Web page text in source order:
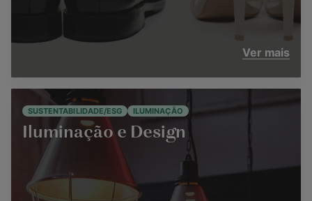
Ver mais
SUSTENTABILIDADE/ESG ILUMINAÇÃO
Iluminação e Design